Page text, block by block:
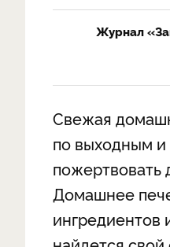
Журнал
Свежая
по выходным и
пожертвовать
Домашнее
ингредиентов